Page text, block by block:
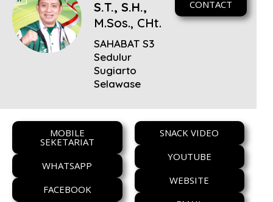
S.T., S.H.,
M.Sos., CHt.
SAHABAT S3
Sedulur
Sugiarto
Selawase
CONTACT
MOBILE
SEKETARIAT
WHATSAPP
FACEBOOK
SNACK VIDEO
YOUTUBE
WEBSITE